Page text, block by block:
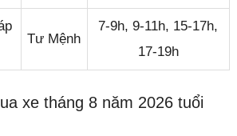
Tư Mệnh
7-9h, 9-11h, 15-17h,
17-19h
xe tháng 8 năm 2026 tuổi